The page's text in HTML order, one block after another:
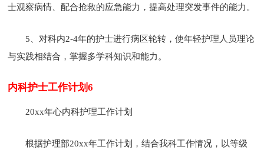
士观察病情、配合抢救的应急能力，提高处理突发事件的能力。
5、对科内2-4年的护士进行病区轮转，使年轻护理人员理论
与实践相结合，掌握多学科知识和能力。
内科护士工作计划6
20xx年心内科护理工作计划
根据护理部20xx年工作计划，结合我科工作情况，以等级